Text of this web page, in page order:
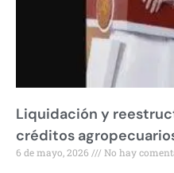
Liquidación y
créditos
6 de mayo, 2026 No hay